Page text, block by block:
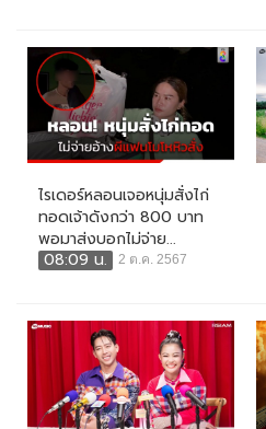
ไรเดอร์หลอนเจอหนุ่มสั่งไก่
ทอดเจ้าดังกว่า 800 บาท
พอมาส่งบอกไม่จ่าย...
08:09 น.
2 ต.ค. 2567